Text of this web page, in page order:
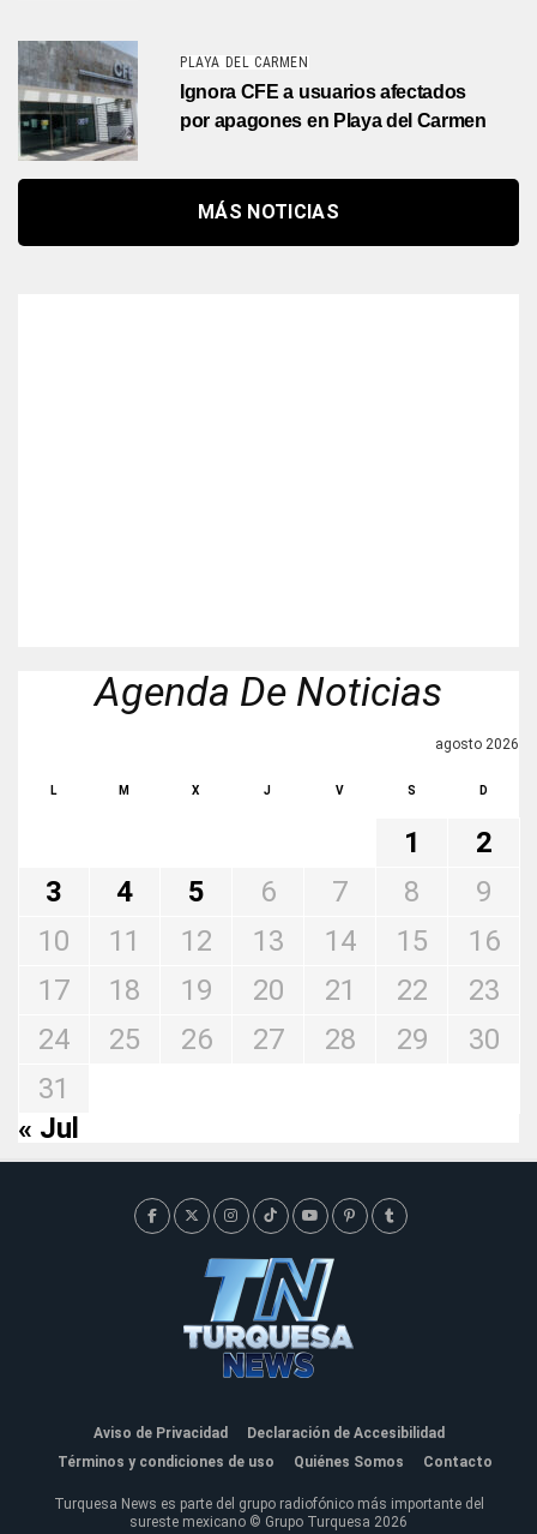
PLAYA DEL CARMEN
Ignora CFE a usuarios afectados
por apagones en Playa del Carmen
MÁS NOTICIAS
Agenda De Noticias
agosto 2026
L M X J V S D
1
2
3
4 5 6 7 8
9
10
11 12 13 14 15
16
17
18 19 20 21 22
23
24
25 26 27 28 29
30
31
« Jul
Aviso de Privacidad
Declaración de Accesibilidad
Términos y condiciones de uso
Quiénes Somos Contacto
Turquesa News es parte del grupo radiofónico más importante del
sureste mexicano © Grupo Turquesa 2026